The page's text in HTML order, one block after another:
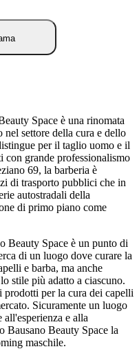
Space è una rinomata
settore della cura e dello
per il taglio uomo e il
con grande professionalismo
69, la barberia è
di trasporto pubblici che in
autostradali della
di primo piano come
Beauty Space è un punto di
di un luogo dove curare la
e barba, ma anche
stile più adatto a ciascuno.
prodotti per la cura dei capelli
Sicuramente un luogo
e alla
Bausano Beauty Space la
maschile.